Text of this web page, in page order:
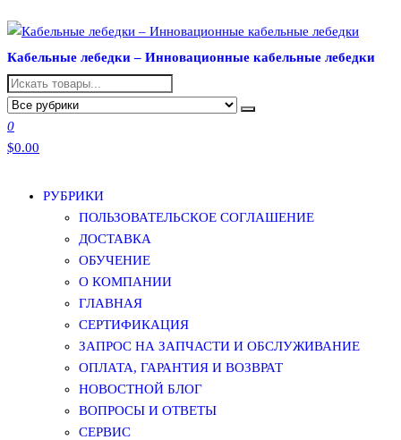
к
содержимому
Кабельные лебедки – Инновационные кабельные лебедки
0
$0.00
РУБРИКИ
ПОЛЬЗОВАТЕЛЬСКОЕ СОГЛАШЕНИЕ
ДОСТАВКА
ОБУЧЕНИЕ
О КОМПАНИИ
ГЛАВНАЯ
СЕРТИФИКАЦИЯ
ЗАПРОС НА ЗАПЧАСТИ И ОБСЛУЖИВАНИЕ
ОПЛАТА, ГАРАНТИЯ И ВОЗВРАТ
НОВОСТНОЙ БЛОГ
ВОПРОСЫ И ОТВЕТЫ
СЕРВИС